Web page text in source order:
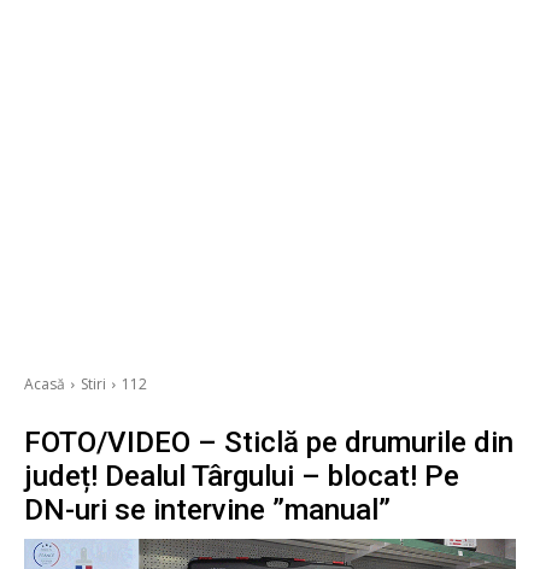
Acasă Stiri 112
FOTO/VIDEO – Sticlă pe drumurile din
județ! Dealul Târgului – blocat! Pe
DN-uri se intervine ”manual”